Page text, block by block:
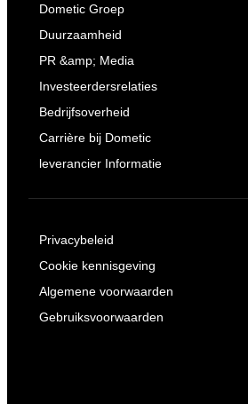
Dometic Groep
Duurzaamheid
PR &amp; Media
Investeerdersrelaties
Bedrijfsoverheid
Carrière bij Dometic
leverancier Informatie
Privacybeleid
Cookie kennisgeving
Algemene voorwaarden
Gebruiksvoorwaarden